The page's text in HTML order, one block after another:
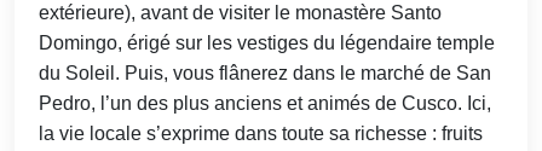
extérieure), avant de visiter le monastère Santo
Domingo, érigé sur les vestiges du légendaire temple
du Soleil. Puis, vous flânerez dans le marché de San
Pedro, l’un des plus anciens et animés de Cusco. Ici,
la vie locale s’exprime dans toute sa richesse : fruits